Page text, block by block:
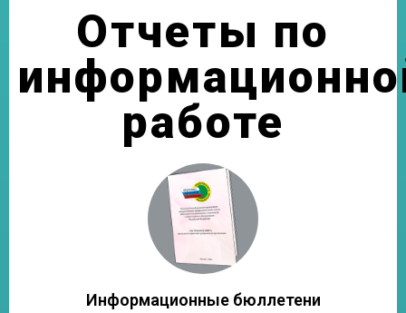
Отчеты по
работе
Информационные бюллетени